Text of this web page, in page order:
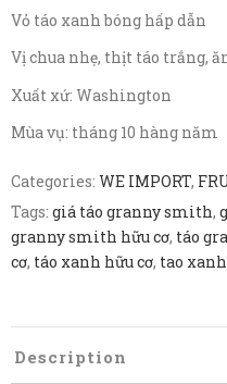
Vỏ táo xanh bóng hấp dẫn
Vị chua nhẹ, thịt táo trắng,
Xuất xứ: Washington
Mùa vụ: tháng 10 hàng năm
Categories: WE IMPORT,
Tags: giá táo granny smith,
granny smith hữu cơ, táo
cơ, táo xanh hữu cơ, tao
Description